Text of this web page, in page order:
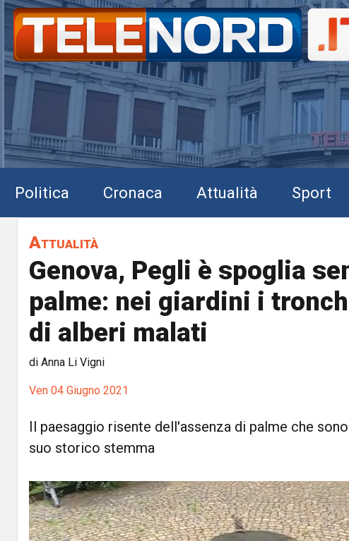
Politica Cronaca Attualità Sport
Attualità
Genova, Pegli è spoglia
palme: nei giardini i
di alberi malati
di Anna Li Vigni
Ven 04 Giugno 2021
Il paesaggio risente dell'assenza di palme che
suo storico stemma